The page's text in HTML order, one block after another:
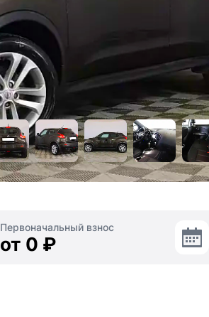
Первоначальный взнос
от 0 ₽